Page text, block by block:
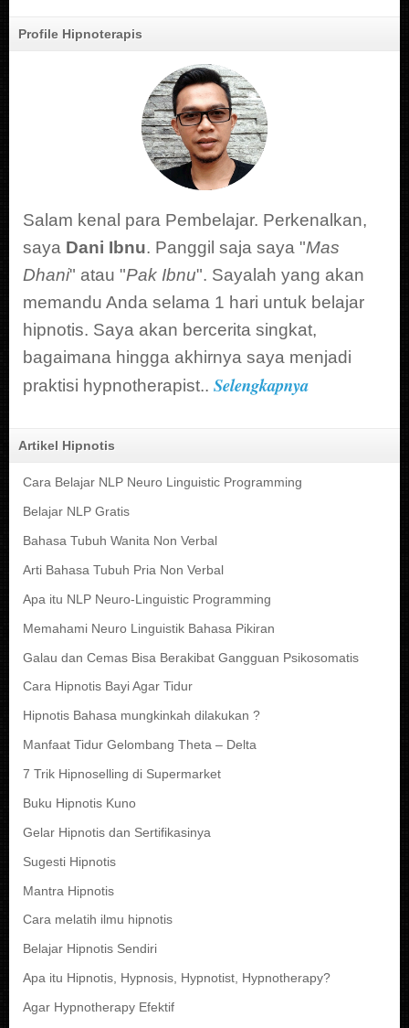
Profile Hipnoterapis
Salam kenal para Pembelajar. Perkenalkan,
saya Dani Ibnu. Panggil saja saya "Mas
Dhani" atau "Pak Ibnu". Sayalah yang akan
memandu Anda selama 1 hari untuk belajar
hipnotis. Saya akan bercerita singkat,
bagaimana hingga akhirnya saya menjadi
praktisi hypnotherapist.. Selengkapnya
Artikel Hipnotis
Cara Belajar NLP Neuro Linguistic Programming
Belajar NLP Gratis
Bahasa Tubuh Wanita Non Verbal
Arti Bahasa Tubuh Pria Non Verbal
Apa itu NLP Neuro-Linguistic Programming
Memahami Neuro Linguistik Bahasa Pikiran
Galau dan Cemas Bisa Berakibat Gangguan Psikosomatis
Cara Hipnotis Bayi Agar Tidur
Hipnotis Bahasa mungkinkah dilakukan ?
Manfaat Tidur Gelombang Theta – Delta
7 Trik Hipnoselling di Supermarket
Buku Hipnotis Kuno
Gelar Hipnotis dan Sertifikasinya
Sugesti Hipnotis
Mantra Hipnotis
Cara melatih ilmu hipnotis
Belajar Hipnotis Sendiri
Apa itu Hipnotis, Hypnosis, Hypnotist, Hypnotherapy?
Agar Hypnotherapy Efektif